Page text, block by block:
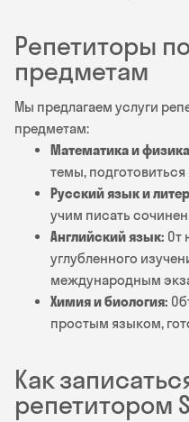
Репетиторы
предметам
Мы предлагаем услуги
предметам:
Математика и
темы,
Русский язык и
учим писать
Английский язык: От
углубленного
международным
Химия и биология:
простым языком,
Как
репетитором